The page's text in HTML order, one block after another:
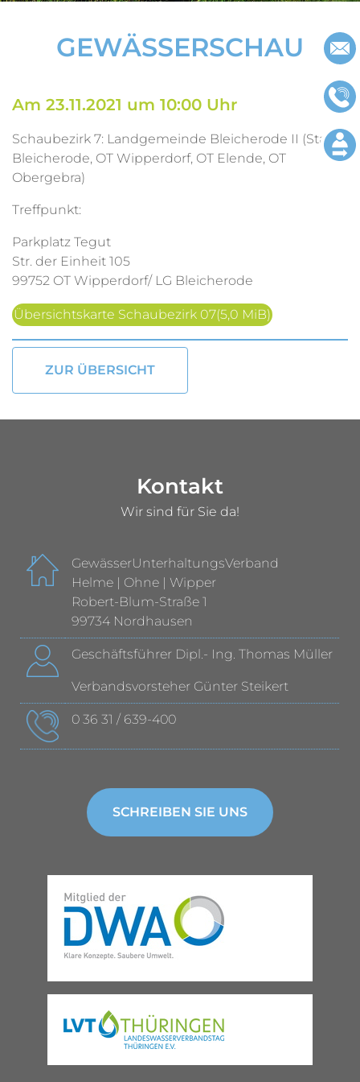
GEWÄSSERSCHAU
Am 23.11.2021 um 10:00 Uhr
Schaubezirk 7: Landgemeinde Bleicherode II (Stadt
Bleicherode, OT Wipperdorf, OT Elende, OT
Obergebra)
Treffpunkt:
Parkplatz Tegut
Str. der Einheit 105
99752 OT Wipperdorf/ LG Bleicherode
Übersichtskarte Schaubezirk 07(5,0 MiB)
ZUR ÜBERSICHT
Kontakt
Wir sind für Sie da!
GewässerUnterhaltungsVerband
Helme | Ohne | Wipper
Robert-Blum-Straße 1
99734 Nordhausen
Geschäftsführer Dipl.- Ing. Thomas Müller
Verbandsvorsteher Günter Steikert
0 36 31 / 639-400
SCHREIBEN SIE UNS